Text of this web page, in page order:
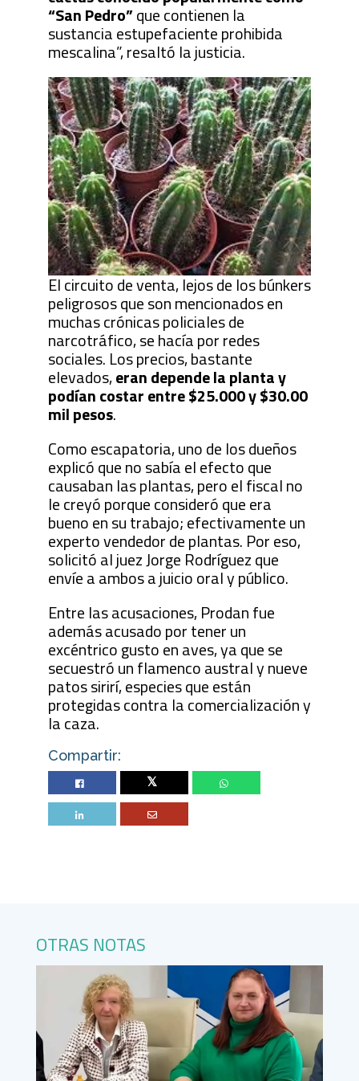
“San Pedro”que contienen la
sustancia estupefaciente prohibida
mescalina”, resaltó la justicia.
El circuito de venta, lejos de los búnkers
peligrosos que son mencionados en
muchas crónicas policiales de
narcotráfico, se hacía por redes
sociales. Los precios, bastante
elevados,eran depende la planta y
podían costar entre $25.000 y $30.00
mil pesos.
Como escapatoria, uno de los dueños
explicó que no sabía el efecto que
causaban las plantas, pero el fiscal no
le creyó porque consideró que era
bueno en su trabajo; efectivamente un
experto vendedor de plantas. Por eso,
solicitó al juez Jorge Rodríguez que
envíe a ambos a juicio oral y público.
Entre las acusaciones, Prodan fue
además acusado por tener un
excéntrico gusto en aves, ya que se
secuestró un flamenco austral y nueve
patos sirirí, especies que están
protegidas contra la comercialización y
la caza.
Compartir:
Twitter
OTRAS NOTAS